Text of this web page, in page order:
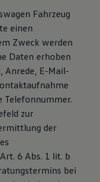
Fahrzeug
einen
Zweck werden
Daten erhoben
Anrede, E-Mail-
Telefonnummer.
zur
der
6 Abs. 1 lit. b
bei